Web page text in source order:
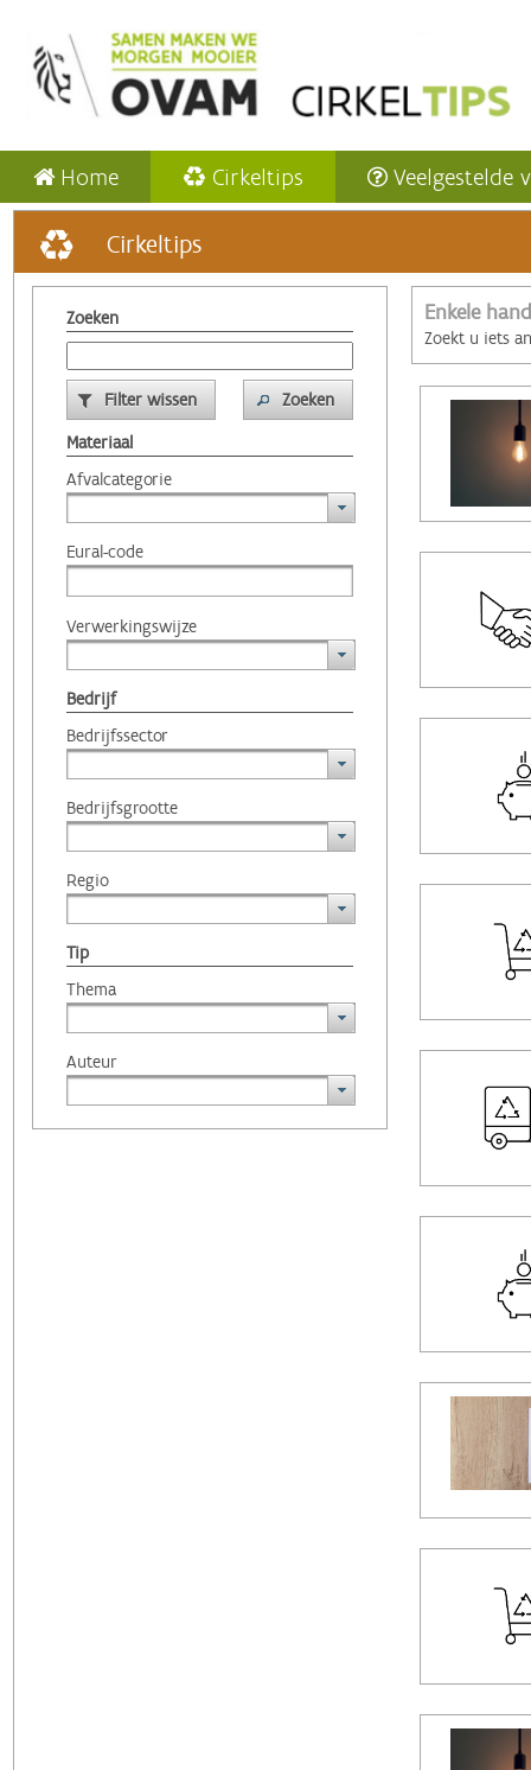
Home Cirkeltips Veelgestelde
Cirkeltips
Zoeken
Filter wissen
Zoeken
Materiaal
Afvalcategorie
Eural-code
Verwerkingswijze
Bedrijf
Bedrijfssector
Bedrijfsgrootte
Regio
Tip
Thema
Auteur
Enkele
Zoekt u iets